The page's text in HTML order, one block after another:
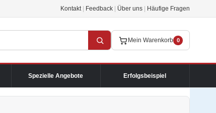
Kontakt Feedback Über uns Häufige Fragen
Mein Warenkorb 0
Spezielle Angebote Erfolgsbeispiel